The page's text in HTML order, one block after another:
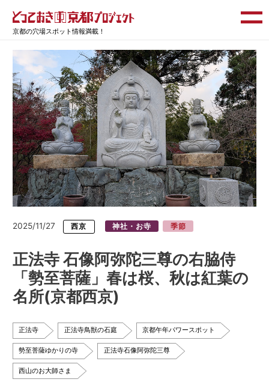
京都の穴場スポット情報満載！
2025/11/27 西京 神社・お寺 季節
正法寺 石像阿弥陀三尊の右脇侍
「勢至菩薩」春は桜、秋は紅葉の
名所(京都西京)
正法寺 正法寺鳥獣の石庭 京都午年パワースポット
勢至菩薩ゆかりの寺 正法寺石像阿弥陀三尊
西山のお大師さま